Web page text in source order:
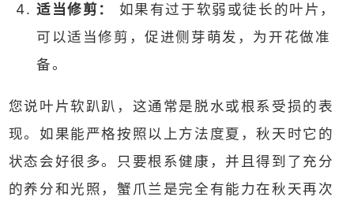
适当修剪：
如果有过于软弱或徒长的叶片，
可以适当修剪，促进侧芽萌发，为开花做准
备。
您说叶片软趴趴，这通常是脱水或根系受损的表
现。如果能严格按照以上方法度夏，秋天时它的
状态会好很多。只要根系健康，并且得到了充分
的养分和光照，蟹爪兰是完全有能力在秋天再次